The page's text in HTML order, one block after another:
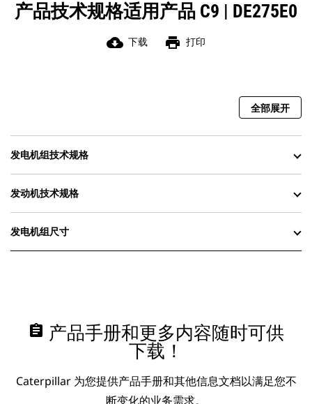
产品技术规格适用产品 C9 | DE275E0
cloud_download 下载 print 打印
全部展开
发电机组技术规格
发动机技术规格
发电机组尺寸
assignment 产品手册和更多内容随时可供
下载！
Caterpillar 为您提供产品手册和其他信息文档以满足您不
断变化的业务需求。